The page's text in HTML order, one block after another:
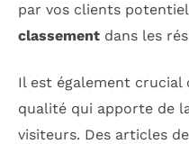
par vos clients
classement dans les
Il est également
qualité qui apporte de
visiteurs. Des articles